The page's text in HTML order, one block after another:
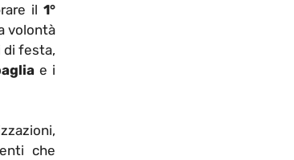
il 1°
volontà
festa,
e i
che